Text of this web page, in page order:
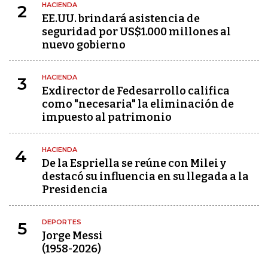
2 HACIENDA
EE.UU. brindará asistencia de
seguridad por US$1.000 millones al
nuevo gobierno
3 HACIENDA
Exdirector de Fedesarrollo califica
como "necesaria" la eliminación de
impuesto al patrimonio
4 HACIENDA
De la Espriella se reúne con Milei y
destacó su influencia en su llegada a la
Presidencia
5 DEPORTES
Jorge Messi
(1958-2026)